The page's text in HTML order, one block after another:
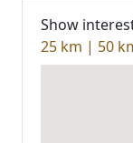
Show
25 km | 50